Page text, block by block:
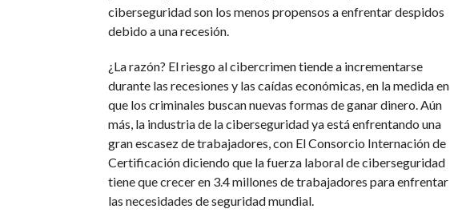
ciberseguridad son los menos propensos a enfrentar despidos
debido a una recesión.
¿La razón? El riesgo al cibercrimen tiende a incrementarse
durante las recesiones y las caídas económicas, en la medida en
que los criminales buscan nuevas formas de ganar dinero. Aún
más, la industria de la ciberseguridad ya está enfrentando una
gran escasez de trabajadores, con El Consorcio Internación de
Certificación diciendo que la fuerza laboral de ciberseguridad
tiene que crecer en 3.4 millones de trabajadores para enfrentar
las necesidades de seguridad mundial.